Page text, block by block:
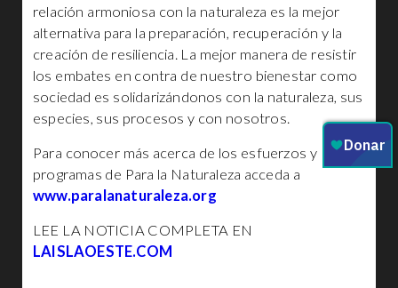
relación armoniosa con la naturaleza es la mejor
alternativa para la preparación, recuperación y la
creación de resiliencia. La mejor manera de resistir
los embates en contra de nuestro bienestar como
sociedad es solidarizándonos con la naturaleza, sus
especies, sus procesos y con nosotros.
Para conocer más acerca de los esfuerzos y
programas de Para la Naturaleza acceda a
www.paralanaturaleza.org
LEE LA NOTICIA COMPLETA EN
LAISLAOESTE.COM